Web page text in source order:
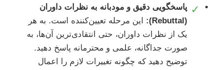
✓ پاسخگویی دقیق و مودبانه به نظرات داوران
(Rebuttal):
این مرحله تعیین‌کننده است. به هر
یک از نظرات داوران، حتی انتقادی‌ترین آن‌ها، به
صورت جداگانه، علمی و محترمانه پاسخ دهید.
توضیح دهید که چگونه تغییرات لازم را اعمال